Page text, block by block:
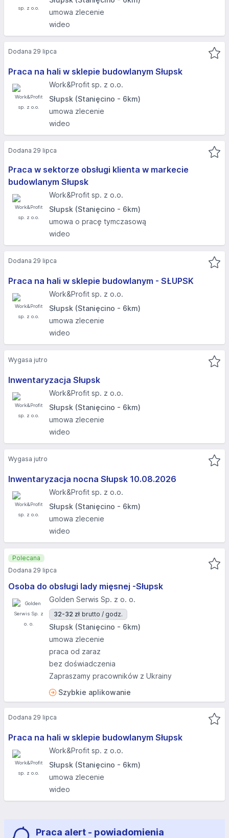
umowa zlecenie
wideo
Praca na hali w sklepie budowlanym Słupsk
Work&Profit sp. z o.o.
Słupsk (Stanięcino - 6km)
umowa zlecenie
wideo
Dodana 29 lipca
Praca w sektorze obsługi klienta w markecie
budowlanym Słupsk
Work&Profit sp. z o.o.
Słupsk (Stanięcino - 6km)
umowa o pracę tymczasową
wideo
Dodana 29 lipca
Praca na hali w sklepie budowlanym - SŁUPSK​
Work&Profit sp. z o.o.
Słupsk (Stanięcino - 6km)
umowa zlecenie
wideo
Dodana 29 lipca
Inwentaryzacja Słupsk
Work&Profit sp. z o.o.
Słupsk (Stanięcino - 6km)
umowa zlecenie
wideo
Wygasa jutro
Inwentaryzacja nocna Słupsk 10.08.2026​
Work&Profit sp. z o.o.
Słupsk (Stanięcino - 6km)
umowa zlecenie
wideo
Wygasa jutro
Osoba do obsługi lady mięsnej -Słupsk
Golden Serwis Sp. z o. o.
32-32 zł brutto / godz.
Słupsk (Stanięcino - 6km)
umowa zlecenie
praca od zaraz
bez doświadczenia
Zapraszamy pracowników z Ukrainy
Szybkie aplikowanie
Polecana
Dodana 29 lipca
Praca na hali w sklepie budowlanym Słupsk
Work&Profit sp. z o.o.
Słupsk (Stanięcino - 6km)
umowa zlecenie
wideo
Dodana 29 lipca
Praca alert - powiadomienia